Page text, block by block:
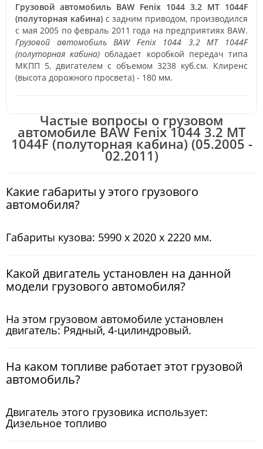
Грузовой автомобиль BAW Fenix 1044 3.2 MT 1044F
(полуторная кабина)с задним приводом, производился
с мая 2005 по февраль 2011 года на предприятиях BAW.
Грузовой автомобиль BAW Fenix 1044 3.2 MT 1044F
(полуторная кабина) обладает коробкой передач типа
МКПП 5, двигателем с объемом 3238 куб.см. Клиренс
(высота дорожного просвета) - 180 мм.
Частые вопросы о грузовом
автомобиле BAW Fenix 1044 3.2 MT
1044F (полуторная кабина) (05.2005 -
02.2011)
Какие габариты у этого грузового
автомобиля?
Габариты кузова: 5990 x 2020 x 2220 мм.
Какой двигатель установлен на данной
модели грузового автомобиля?
На этом грузовом автомобиле установлен
двигатель: Рядный, 4-цилиндровый.
На каком топливе работает этот грузовой
автомобиль?
Двигатель этого грузовика использует:
Дизельное топливо